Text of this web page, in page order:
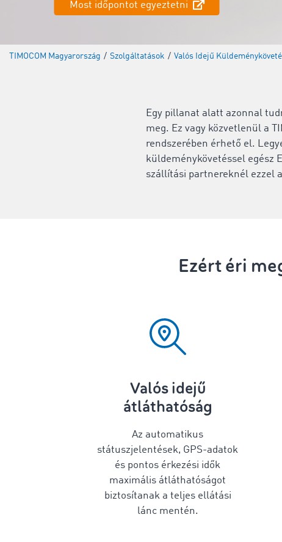
Most időpontot egyeztetni
TIMOCOM Magyarország / Szolgáltatások / Valós Idejű
Egy pillanat alatt azonnal
meg. Ez vagy közvetlenül a
rendszerében érhető el.
küldeménykövetéssel egész
szállítási partnereknél ezzel
Ezért éri
Valós idejű
átláthatóság
Az automatikus
státuszjelentések, GPS-adatok
és pontos érkezési idők
maximális átláthatóságot
biztosítanak a teljes ellátási
lánc mentén.